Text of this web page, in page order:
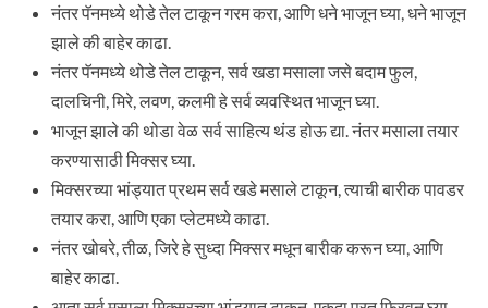
नंतर पॅनमध्ये थोडे तेल टाकून गरम करा, आणि धने भाजून घ्या, धने भाजून
झाले की बाहेर काढा.
नंतर पॅनमध्ये थोडे तेल टाकून, सर्व खडा मसाला जसे बदाम फुल,
दालचिनी, मिरे, लवण, कलमी हे सर्व व्यवस्थित भाजून घ्या.
भाजून झाले की थोडा वेळ सर्व साहित्य थंड होऊ द्या. नंतर मसाला तयार
करण्यासाठी मिक्सर घ्या.
मिक्सरच्या भांड्यात प्रथम सर्व खडे मसाले टाकून, त्याची बारीक पावडर
तयार करा, आणि एका प्लेटमध्ये काढा.
नंतर खोबरे, तीळ, जिरे हे सुध्दा मिक्सर मधून बारीक करून घ्या, आणि
बाहेर काढा.